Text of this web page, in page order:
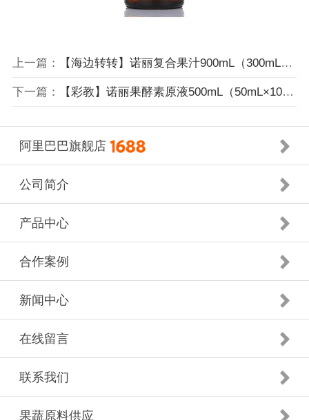
上一篇： 【海边转转】诺丽复合果汁900mL（300mL×3瓶）
下一篇： 【彩教】诺丽果酵素原液500mL（50mL×10袋）
阿里巴巴旗舰店
公司简介
产品中心
合作案例
新闻中心
在线留言
联系我们
果蔬原料供应